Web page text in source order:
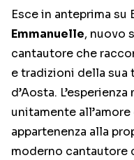
Esce in anteprima
Emmanuelle, nuovo
cantautore che
e tradizioni della sua
d’Aosta.
unitamente
appartenenza alla
moderno cantautore